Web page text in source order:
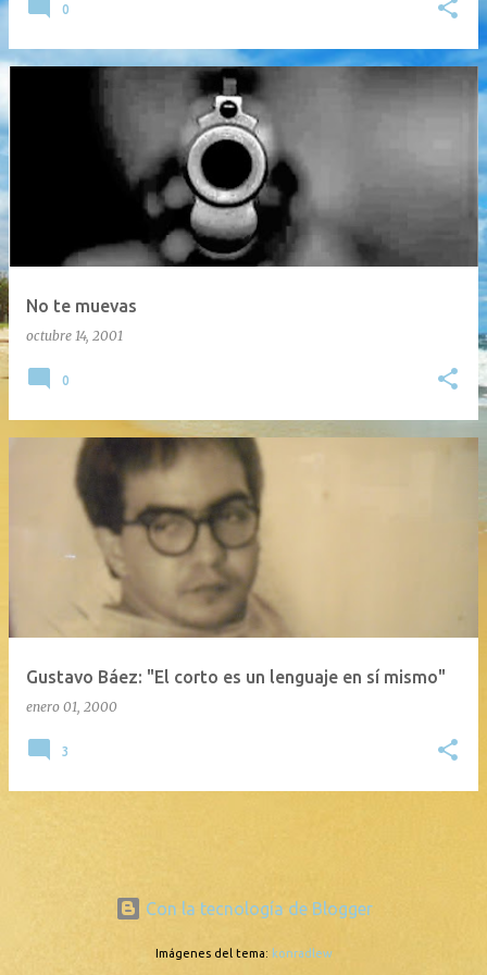
0
No te muevas
octubre 14, 2001
0
Gustavo Báez: "El corto es un lenguaje en sí mismo"
enero 01, 2000
3
Con la tecnología de Blogger
Imágenes del tema: konradlew